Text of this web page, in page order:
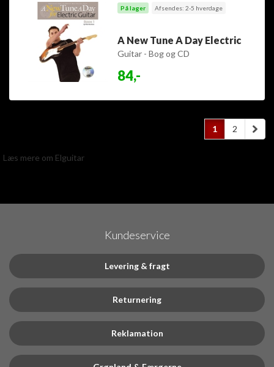
På lager Afsendes: 2-5 hverdage
A New Tune A Day Electric
Guitar - Bog og CD
84,-
1 2
Læs mere om Elguitar
Kundeservice
Levering & fragt
Returnering
Reklamation